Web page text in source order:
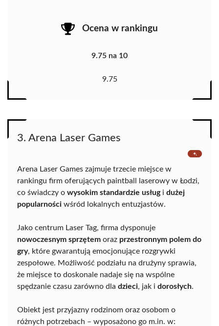
Ocena w rankingu
9.75 na 10
9.75
3. Arena Laser Games
Arena Laser Games zajmuje trzecie miejsce w
rankingu firm oferujących paintball laserowy w Łodzi,
co świadczy o wysokim standardzie usługi dużej
popularności wśród lokalnych entuzjastów.
Jako centrum Laser Tag, firma dysponuje
nowoczesnym sprzętem oraz przestronnym polem do
gry, które gwarantują emocjonujące rozgrywki
zespołowe. Możliwość podziału na drużyny sprawia,
że miejsce to doskonale nadaje się na wspólne
spędzanie czasu zarówno dla dzieci, jak i dorosłych.
Obiekt jest przyjazny rodzinom oraz osobom o
różnych potrzebach – wyposażono go m.in. w: